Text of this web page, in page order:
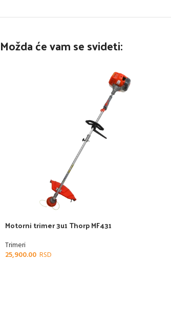
Možda će vam se svideti:
Motorni trimer 3u1 Thorp MF431
Trimeri
25,900.00